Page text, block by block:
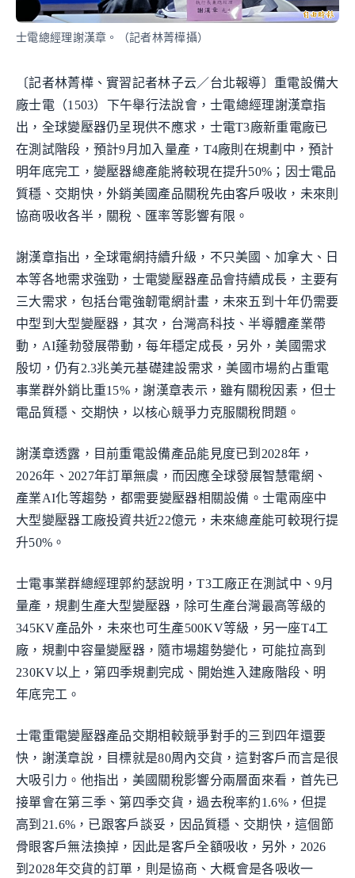
士電總經理謝漢章。（記者林菁樺攝）
〔記者林菁樺、實習記者林子云／台北報導〕重電設備大
廠士電（1503）下午舉行法說會，士電總經理謝漢章指
出，全球變壓器仍呈現供不應求，士電T3廠新重電廠已
在測試階段，預計9月加入量產，T4廠則在規劃中，預計
明年底完工，變壓器總產能將較現在提升50%；因士電品
質穩、交期快，外銷美國產品關稅先由客戶吸收，未來則
協商吸收各半，關稅、匯率等影響有限。
謝漢章指出，全球電網持續升級，不只美國、加拿大、日
本等各地需求強勁，士電變壓器產品會持續成長，主要有
三大需求，包括台電強韌電網計畫，未來五到十年仍需要
中型到大型變壓器，其次，台灣高科技、半導體產業帶
動，AI蓬勃發展帶動，每年穩定成長，另外，美國需求
殷切，仍有2.3兆美元基礎建設需求，美國市場約占重電
事業群外銷比重15%，謝漢章表示，雖有關稅因素，但士
電品質穩、交期快，以核心競爭力克服關稅問題。
謝漢章透露，目前重電設備產品能見度已到2028年，
2026年、2027年訂單無虞，而因應全球發展智慧電網、
產業AI化等趨勢，都需要變壓器相關設備。士電兩座中
大型變壓器工廠投資共近22億元，未來總產能可較現行提
升50%。
士電事業群總經理郭約瑟說明，T3工廠正在測試中、9月
量產，規劃生產大型變壓器，除可生產台灣最高等級的
345KV產品外，未來也可生產500KV等級，另一座T4工
廠，規劃中容量變壓器，隨市場趨勢變化，可能拉高到
230KV以上，第四季規劃完成、開始進入建廠階段、明
年底完工。
士電重電變壓器產品交期相較競爭對手的三到四年還要
快，謝漢章說，目標就是80周內交貨，這對客戶而言是很
大吸引力。他指出，美國關稅影響分兩層面來看，首先已
接單會在第三季、第四季交貨，過去稅率約1.6%，但提
高到21.6%，已跟客戶談妥，因品質穩、交期快，這個節
骨眼客戶無法換掉，因此是客戶全額吸收，另外，2026
到2028年交貨的訂單，則是協商、大概會是各吸收一